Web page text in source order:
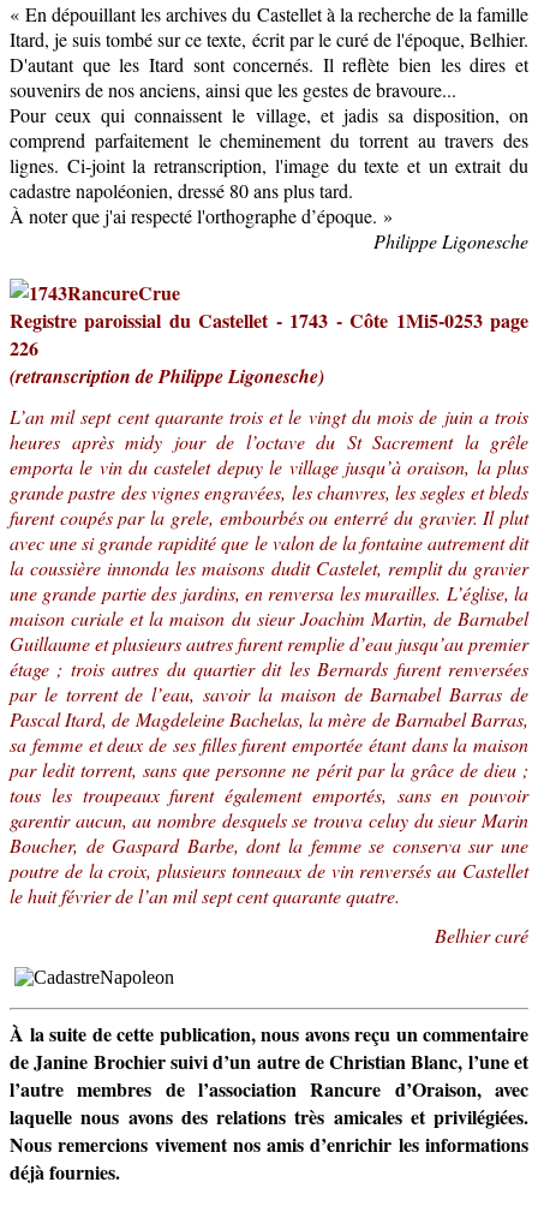
« En dépouillant les archives du Castellet à la recherche de la famille
Itard, je suis tombé sur ce texte, écrit par le curé de l'époque, Belhier.
D'autant que les Itard sont concernés. Il reflète bien les dires et
souvenirs de nos anciens, ainsi que les gestes de bravoure...
Pour ceux qui connaissent le village, et jadis sa disposition, on
comprend parfaitement le cheminement du torrent au travers des
lignes. Ci-joint la retranscription, l'image du texte et un extrait du
cadastre napoléonien, dressé 80 ans plus tard.
À noter que j'ai respecté l'orthographe d’époque. »
Philippe Ligonesche
Registre paroissial du Castellet - 1743 - Côte 1Mi5-0253 page
226
(retranscription de Philippe Ligonesche)
L’an mil sept cent quarante trois et le vingt du mois de juin a trois
heures après midy jour de l’octave du St Sacrement la grêle
emporta le vin du castelet depuy le village jusqu’à oraison, la plus
grande pastre des vignes engravées, les chanvres, les segles et bleds
furent coupés par la grele, embourbés ou enterré du gravier. Il plut
avec une si grande rapidité que le valon de la fontaine autrement dit
la coussière innonda les maisons dudit Castelet, remplit du gravier
une grande partie des jardins, en renversa les murailles. L’église, la
maison curiale et la maison du sieur Joachim Martin, de Barnabel
Guillaume et plusieurs autres furent remplie d’eau jusqu’au premier
étage ; trois autres du quartier dit les Bernards furent renversées
par le torrent de l’eau, savoir la maison de Barnabel Barras de
Pascal Itard, de Magdeleine Bachelas, la mère de Barnabel Barras,
sa femme et deux de ses filles furent emportée étant dans la maison
par ledit torrent, sans que personne ne périt par la grâce de dieu ;
tous les troupeaux furent également emportés, sans en pouvoir
garentir aucun, au nombre desquels se trouva celuy du sieur Marin
Boucher, de Gaspard Barbe, dont la femme se conserva sur une
poutre de la croix, plusieurs tonneaux de vin renversés au Castellet
le huit février de l’an mil sept cent quarante quatre.
Belhier curé
À la suite de cette publication, nous avons reçu un commentaire
de Janine Brochier suivi d’un autre de Christian Blanc, l’une et
l’autre membres de l’association Rancure d’Oraison, avec
laquelle nous avons des relations très amicales et privilégiées.
Nous remercions vivement nos amis d’enrichir les informations
déjà fournies.